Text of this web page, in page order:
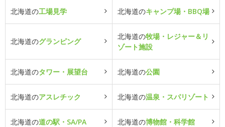
北海道の工場見学 北海道のキャンプ場・BBQ場
北海道のグランピング
北海道の牧場・レジャー＆リ
ゾート施設
北海道のタワー・展望台 北海道の公園
北海道のアスレチック 北海道の温泉・スパリゾート
北海道の道の駅・SA/PA 北海道の博物館・科学館